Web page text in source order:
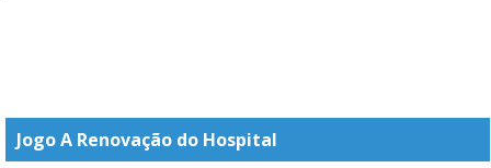
Jogo A Renovação do Hospital